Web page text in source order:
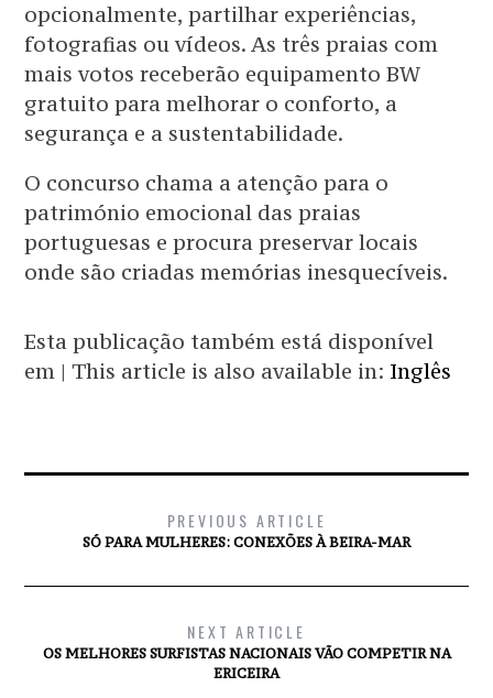
opcionalmente, partilhar experiências,
fotografias ou vídeos. As três praias com
mais votos receberão equipamento BW
gratuito para melhorar o conforto, a
segurança e a sustentabilidade.
O concurso chama a atenção para o
património emocional das praias
portuguesas e procura preservar locais
onde são criadas memórias inesquecíveis.
Esta publicação também está disponível
em | This article is also available in: Inglês
PREVIOUS ARTICLE
SÓ PARA MULHERES: CONEXÕES À BEIRA-MAR
NEXT ARTICLE
OS MELHORES SURFISTAS NACIONAIS VÃO COMPETIR NA
ERICEIRA